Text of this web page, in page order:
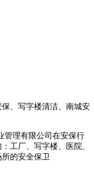
、写字楼清洁、南城安
管理有限公司在安保行
工厂、写字楼、医院、
的安全保卫